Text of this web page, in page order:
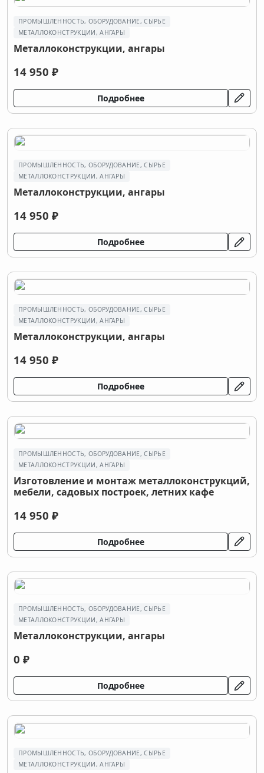
ПРОМЫШЛЕННОСТЬ, ОБОРУДОВАНИЕ, СЫРЬЕ
МЕТАЛЛОКОНСТРУКЦИИ, АНГАРЫ
Металлоконструкции, ангары
14 950 ₽
Подробнее
ПРОМЫШЛЕННОСТЬ, ОБОРУДОВАНИЕ, СЫРЬЕ
МЕТАЛЛОКОНСТРУКЦИИ, АНГАРЫ
Металлоконструкции, ангары
14 950 ₽
Подробнее
ПРОМЫШЛЕННОСТЬ, ОБОРУДОВАНИЕ, СЫРЬЕ
МЕТАЛЛОКОНСТРУКЦИИ, АНГАРЫ
Металлоконструкции, ангары
14 950 ₽
Подробнее
ПРОМЫШЛЕННОСТЬ, ОБОРУДОВАНИЕ, СЫРЬЕ
МЕТАЛЛОКОНСТРУКЦИИ, АНГАРЫ
Изготовление и монтаж металлоконструкций,
мебели, садовых построек, летних кафе
14 950 ₽
Подробнее
ПРОМЫШЛЕННОСТЬ, ОБОРУДОВАНИЕ, СЫРЬЕ
МЕТАЛЛОКОНСТРУКЦИИ, АНГАРЫ
Металлоконструкции, ангары
0 ₽
Подробнее
ПРОМЫШЛЕННОСТЬ, ОБОРУДОВАНИЕ, СЫРЬЕ
МЕТАЛЛОКОНСТРУКЦИИ, АНГАРЫ